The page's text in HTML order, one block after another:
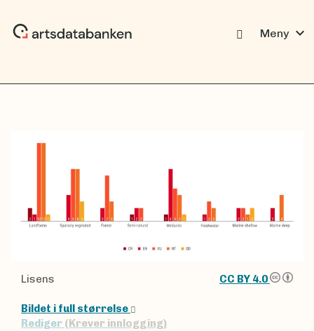
Meny expand_more
Lisens CC BY 4.0
Bildet i full størrelse
Rediger (Krever innlogging)